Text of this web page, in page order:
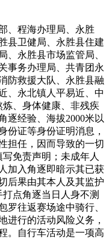
程海办理局、永胜
县卫健局、永胜县住建
、永胜县市场监管局、
事务办理局、共青团永
防救援大队、永胜县融
、永北镇人平易近、中
、身体健康、非残疾
逐经验、海拔2000米以
份证等身份证明消息，
担任，因而导致的一切
免责声明；未成年人
加入角逐即暗示其已获
后果由其本人及其监护
点角逐当日人身不测
罗往返赛场途中骑行、
进行的活动风险义务，
。自行车活动是一项高